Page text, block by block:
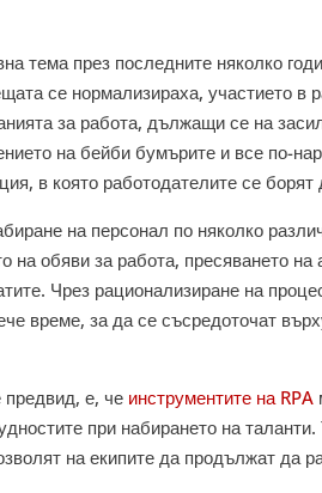
тема през последните няколко
се нормализираха, участието в
за работа, дължащи се на
на бейби бумърите и все по-
в която работодателите се
на персонал по няколко
на обяви за работа, пресяването
Чрез рационализиране на
време, за да се съсредоточат
предвид, е, че инструментите на RPA
при набирането на
на екипите да продължат да